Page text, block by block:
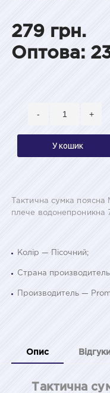
279 грн.
Оптова:
- +
У кошик
Тактична сумка поясна
плече водонепроникна
Колір — Пісочний;
Страна
Производитель —
Опис Відгуки
Тактична